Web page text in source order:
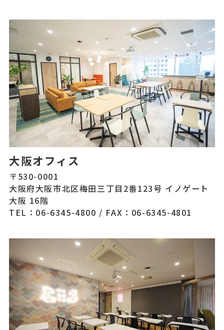
大阪オフィス
〒530-0001
大阪府大阪市北区梅田三丁目2番123号 イノゲート
大阪 16階
TEL：06-6345-4800 / FAX：06-6345-4801